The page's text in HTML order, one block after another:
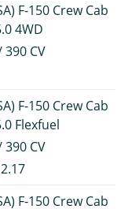
F-150 Crew Cab
4WD
390 CV
F-150 Crew Cab
Flexfuel
390 CV
F-150 Crew Cab